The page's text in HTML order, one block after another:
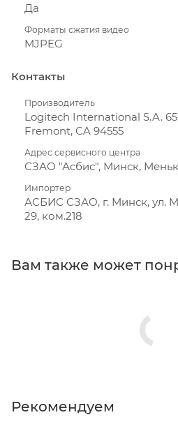
Да
Форматы сжатия видео
MJPEG
Контакты
Производитель
Logitech International S.A.
Fremont, CA 94555
Адрес сервисного центра
СЗАО "Асбис", Минск,
Импортер
АСБИС СЗАО, г. Минск, ул.
29, ком.218
Вам также может
Рекомендуем